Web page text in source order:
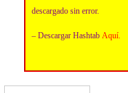
descargado sin error.
– Descargar Hashtab Aquí